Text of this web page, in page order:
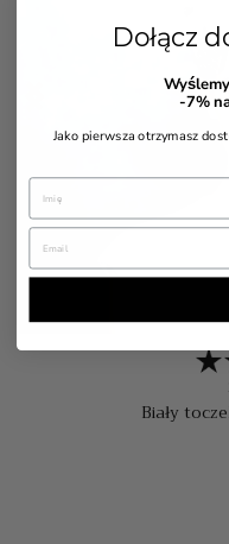
Biały
Dołącz
-7%
Jako pierwsza otrzymasz